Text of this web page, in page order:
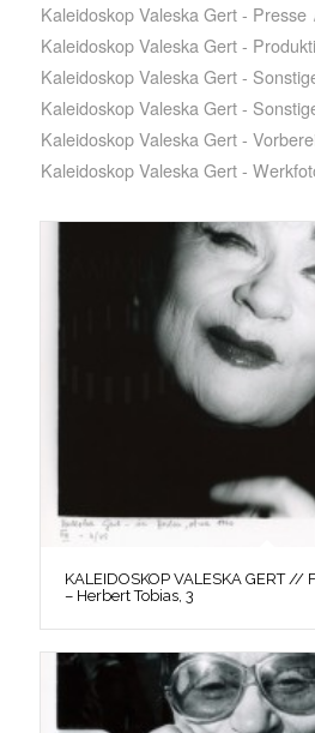
Kaleidoskop Valeska Gert - Presse
Kaleidoskop Valeska Gert -
Kaleidoskop Valeska Gert -
Kaleidoskop Valeska Gert -
Kaleidoskop Valeska Gert -
Kaleidoskop Valeska Gert -
KALEIDOSKOP VALESKA GERT //
– Herbert Tobias, 3